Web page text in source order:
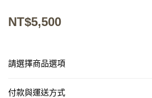
NT$5,500
請選擇商品選項
付款與運送方式